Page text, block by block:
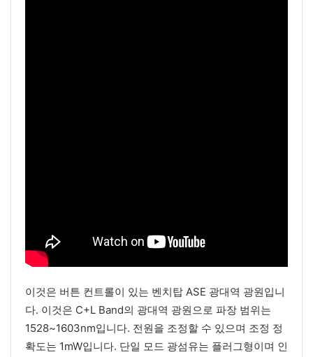
이것은 버튼 컨트롤이 있는 벤치탑 ASE 광대역 광원입니
다. 이것은 C+L Band의 광대역 광원으로 파장 범위는
1528~1603nm입니다. 전원을 조정할 수 있으며 조정 정
확도는 1mW입니다. 단일 모드 광섬유는 플러그형이며 인